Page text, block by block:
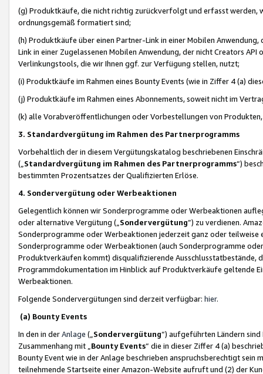
(g) Produktkäufe, die nicht richtig zurückverfolgt und erfasst werden,
ordnungsgemäß formatiert sind;
(h) Produktkäufe über einen Partner-Link in einer Mobilen
Link in einer Zugelassenen Mobilen Anwendung, der nicht Creators
Verlinkungstools, die wir Ihnen ggf. zur Verfügung stellen, nutzt;
(i) Produktkäufe im Rahmen eines Bounty Events (wie in Ziffer 4 (a)
(j) Produktkäufe im Rahmen eines Abonnements, soweit nicht im
(k) alle Vorabveröffentlichungen oder Vorbestellungen von
3. Standardvergütung im Rahmen des Partnerprogramms
Vorbehaltlich der in diesem Vergütungskatalog beschriebenen
(„ Standardvergütung im Rahmen des Partnerprogramms“)
bestimmten Prozentsatzes der Qualifizierten Erlöse.
4. Sondervergütung oder Werbeaktionen
Gelegentlich können wir Sonderprogramme oder Werbeaktionen
oder alternative Vergütung („ Sondervergütung”) zu verdienen.
Sonderprogramme oder Werbeaktionen jederzeit ganz oder
Sonderprogramme oder Werbeaktionen (auch Sonderprogramme
Produktverkäufen kommt) disqualifizierende Ausschlusstatbestände,
Programmdokumentation im Hinblick auf Produktverkäufe geltende
Werbeaktionen.
Folgende Sondervergütungen sind derzeit verfügbar: hier.
(a) Bounty Events
In den in derAnlage („ Sondervergütung“) aufgeführten Ländern
Zusammenhang mit „ Bounty Events“ die in dieser Ziffer 4 (a)
Bounty Event wie in der Anlage beschrieben anspruchsberechtigt sein
teilnehmende Startseite einer Amazon-Website aufruft und (2) der